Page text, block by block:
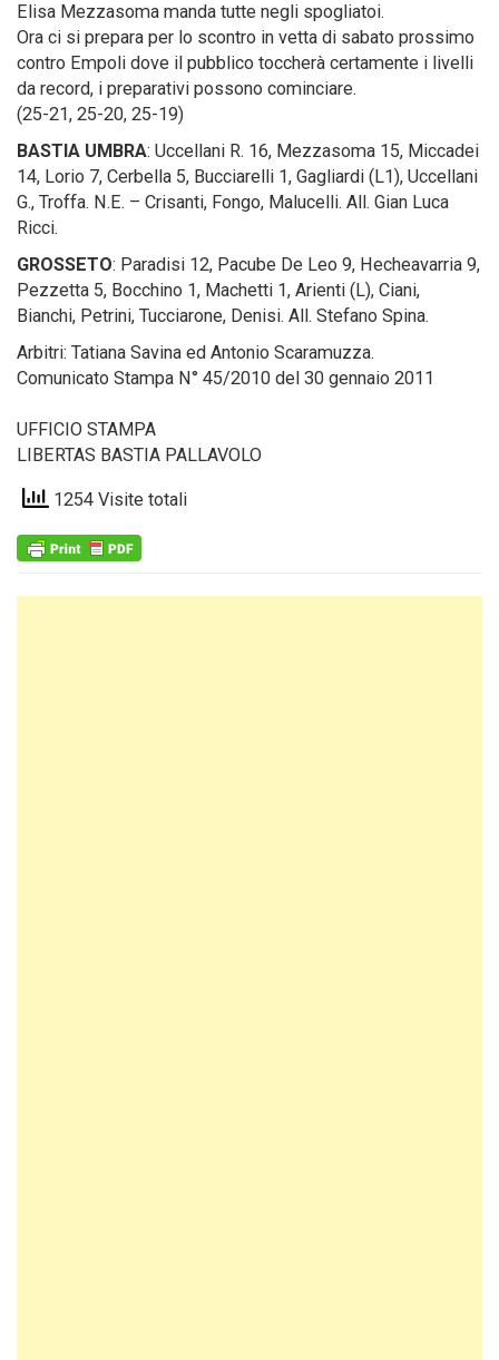
Elisa Mezzasoma manda tutte negli spogliatoi.
Ora ci si prepara per lo scontro in vetta di sabato prossimo
contro Empoli dove il pubblico toccherà certamente i livelli
da record, i preparativi possono cominciare.
(25-21, 25-20, 25-19)
BASTIA UMBRA: Uccellani R. 16, Mezzasoma 15, Miccadei
14, Lorio 7, Cerbella 5, Bucciarelli 1, Gagliardi (L1), Uccellani
G., Troffa. N.E. – Crisanti, Fongo, Malucelli. All. Gian Luca
Ricci.
GROSSETO: Paradisi 12, Pacube De Leo 9, Hecheavarria 9,
Pezzetta 5, Bocchino 1, Machetti 1, Arienti (L), Ciani,
Bianchi, Petrini, Tucciarone, Denisi. All. Stefano Spina.
Arbitri: Tatiana Savina ed Antonio Scaramuzza.
Comunicato Stampa N° 45/2010 del 30 gennaio 2011
UFFICIO STAMPA
LIBERTAS BASTIA PALLAVOLO
1254 Visite totali